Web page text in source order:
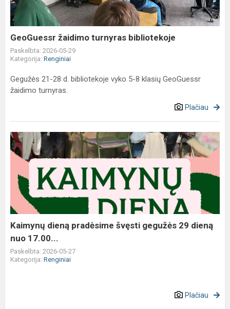
GeoGuessr žaidimo turnyras bibliotekoje
Paskelbta: 2026-05-29
Kategorija: Renginiai
Gegužės 21-28 d. bibliotekoje vyko 5-8 klasių GeoGuessr
žaidimo turnyras.
Plačiau
Kaimynų
dieną
pradėsime
švęsti
gegužės
dieną
nuo
17.00...
Kaimynų dieną pradėsime švęsti gegužės 29 dieną
nuo 17.00...
Paskelbta: 2026-05-27
Kategorija: Renginiai
Plačiau